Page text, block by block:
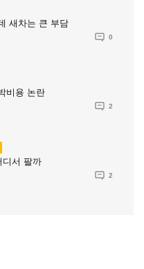
새차는 큰 부담
0
비용 논란
2
디서 팔까
2